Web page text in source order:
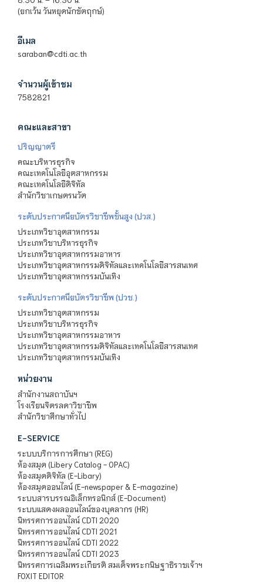
(ยกเว้น วันหยุดนักขัตฤกษ์)
อีเมล
saraban@cdti.ac.th
จำนวนผู้เข้าชม
7582821
คณะและสาขา
ปริญญาตรี
คณะบริหารธุรกิจ
คณะเทคโนโลยีอุตสาหกรรม
คณะเทคโนโลยีดิจิทัล
สำนักวิชาเกษตรนวัต
ระดับประกาศนียบัตรวิชาชีพชั้นสูง (ปวส.)
ประเภทวิชาอุตสาหกรรม
ประเภทวิชาบริหารธุรกิจ
ประเภทวิชาอุตสาหกรรมอาหาร
ประเภทวิชาอุตสาหกรรมดิจิทัลและเทคโนโลยีสารสนเทศ
ประเภทวิชาอุตสาหกรรมบันเทิง
ระดับประกาศนียบัตรวิชาชีพ (ปวช.)
ประเภทวิชาอุตสาหกรรม
ประเภทวิชาบริหารธุรกิจ
ประเภทวิชาอุตสาหกรรมอาหาร
ประเภทวิชาอุตสาหกรรมดิจิทัลและเทคโนโลยีสารสนเทศ
ประเภทวิชาอุตสาหกรรมบันเทิง
หน่วยงาน
สำนักงานสถาบันฯ
โรงเรียนจิตรลดาวิชาชีพ
สำนักวิชาศึกษาทั่วไป
E-SERVICE
ระบบบริการการศึกษา (REG)
ห้องสมุด (Libery Catalog - OPAC)
ห้องสมุดดิจิทัล (E-Libary)
ห้องสมุดออนไลน์ (E-newspaper & E-magazine)
ระบบสารบรรณอิเล็กทรอนิกส์ (E-Document)
ระบบแสดงผลออนไลน์ของบุคลากร (HR)
นิทรรศการออนไลน์ CDTI 2020
นิทรรศการออนไลน์ CDTI 2021
นิทรรศการออนไลน์ CDTI 2022
นิทรรศการออนไลน์ CDTI 2023
นิทรรศการเฉลิมพระเกียรติ สมเด็จพระกนิษฐาธิราชเจ้าฯ
FOXIT EDITOR